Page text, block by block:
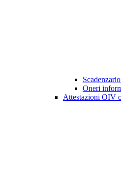
Oneri
Attestazioni OIV